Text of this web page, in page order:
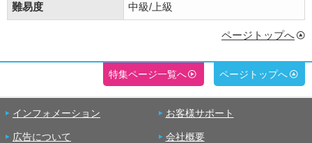
難易度 中級/上級
ページトップへ
特集ページ一覧へ ページトップへ
インフォメーション お客様サポート
広告について 会社概要